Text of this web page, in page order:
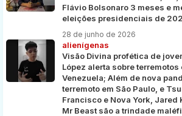
Flávio Bolsonaro 3 meses e
eleições presidenciais de
28 de junho de 2026
alienígenas
Visão Divina profética de
López alerta sobre terremotos
Venezuela; Além de nova
terremoto em São Paulo, e
Francisco e Nova York, Jared
Mr Beast são a trindade